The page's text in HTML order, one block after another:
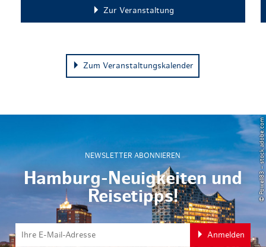
Zur Veranstaltung
Zum Veranstaltungskalender
NEWSLETTER ABONNIEREN
Hamburg-Neuigkeiten und
Reisetipps!
Anmelden
© Powell83 – stock.adobe.com